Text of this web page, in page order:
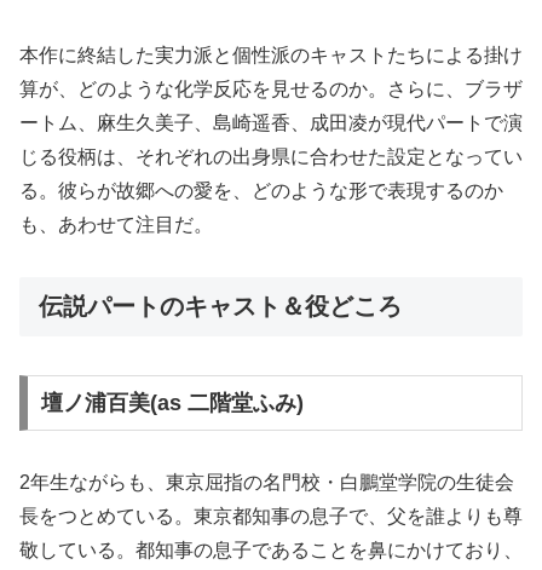
本作に終結した実力派と個性派のキャストたちによる掛け
算が、どのような化学反応を見せるのか。さらに、ブラザ
ートム、麻生久美子、島崎遥香、成田凌が現代パートで演
じる役柄は、それぞれの出身県に合わせた設定となってい
る。彼らが故郷への愛を、どのような形で表現するのか
も、あわせて注目だ。
伝説パートのキャスト＆役どころ
壇ノ浦百美(as 二階堂ふみ)
2年生ながらも、東京屈指の名門校・白鵬堂学院の生徒会
長をつとめている。東京都知事の息子で、父を誰よりも尊
敬している。都知事の息子であることを鼻にかけており、